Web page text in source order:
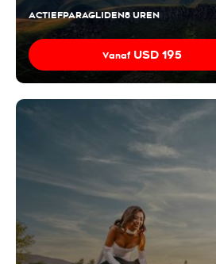
ACTIEFPARAGLIDEN8 UREN
Vanaf USD 195